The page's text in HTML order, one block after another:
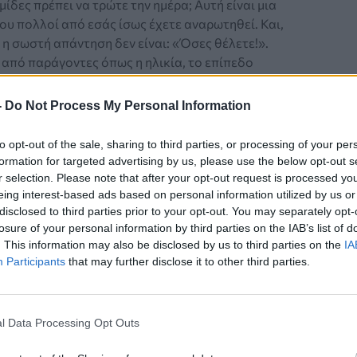
Do Not Process My Personal Information
opt-out of the sale, sharing to third parties, or processing of your
for targeted advertising by us, please use the below opt-out
selection. Please note that after your opt-out request is processed
interest-based ads based on personal information utilized by us
to third parties prior to your opt-out. You may separately
of your personal information by third parties on the IAB’s list of
This information may also be disclosed by us to third parties on the
Participants that may further disclose it to other third parties.
Data Processing Opt Outs
πρέπει να τρώτε την ημέρα; Αυτή είναι μια
πολλοί από εσάς ίσως έχετε αναρωτηθεί. Και,
σωστή απάντηση δεν είναι: «Όσες θέλετε!».
παράγοντες όπως η ηλικία, το επίπεδο
και αν θέλετε να διατηρήσετε, να χάσετε ή να
ΟΦΕΛΗ
που «καίνε θερμίδες» ενώ τρώτε,
με διατροφολόγο
αποκάλυψε έξι τροφές που ενισχύουν